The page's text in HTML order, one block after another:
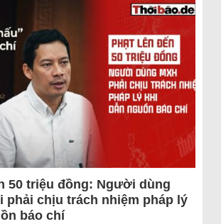
50 triệu đồng: Người dùng
phải chịu trách nhiệm pháp lý
báo chí